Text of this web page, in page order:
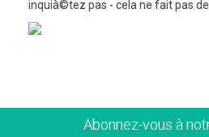
inquià©tez pas - cela ne fait pas de
Abonnez-vous à